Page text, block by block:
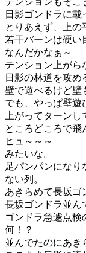
日影ゴンドラに載
とりあえず、上の
若干バーンは硬い
なんだかなぁ～
テンション上がら
日影の林道を攻め
壁で遊べるけど壁
でも、やっぱ壁遊
上がってターンし
ところどころで飛
ヒュ～～～
みたいな。
足パンパンになり
ない列。
あきらめて長坂ゴ
長坂ゴンドラ並ん
ゴンドラ急遽点検
何！？
並んでたのにあき